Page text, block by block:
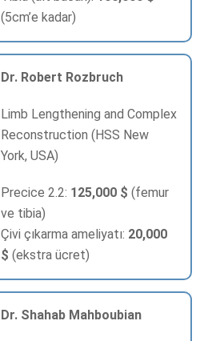
(5cm’e kadar)
Dr. Robert Rozbruch
Limb Lengthening and Complex
Reconstruction (HSS New
York, USA)
Precice 2.2: 125,000 $ (femur
ve tibia)
Çivi çıkarma ameliyatı: 20,000
$ (ekstra ücret)
Dr. Shahab Mahboubian